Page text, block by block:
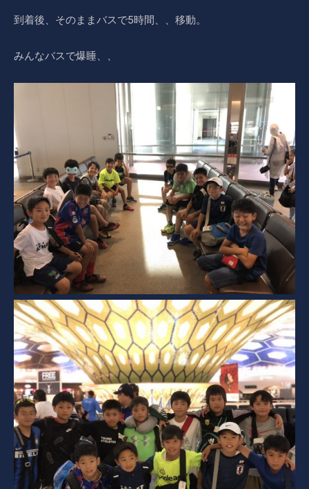
到着後、そのままバスで5時間、、移動。
みんなバスで爆睡、、